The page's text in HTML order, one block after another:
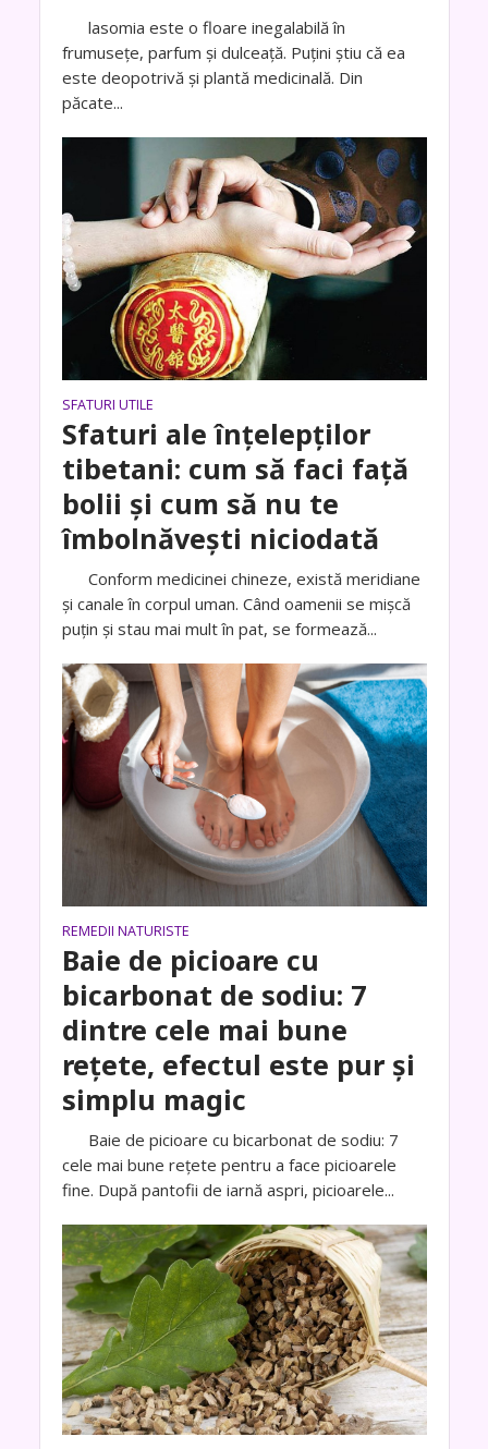
lasomia este o floare inegalabilă în
frumusețe, parfum şi dulceață. Puțini știu că ea
este deopotrivă și plantă medicinală. Din
păcate...
SFATURI UTILE
Sfaturi ale înțelepților
tibetani: cum să faci față
bolii și cum să nu te
îmbolnăvești niciodată
Conform medicinei chineze, există meridiane
și canale în corpul uman. Când oamenii se mișcă
puțin și stau mai mult în pat, se formează...
REMEDII NATURISTE
Baie de picioare cu
bicarbonat de sodiu: 7
dintre cele mai bune
rețete, efectul este pur și
simplu magic
Baie de picioare cu bicarbonat de sodiu: 7
cele mai bune rețete pentru a face picioarele
fine. După pantofii de iarnă aspri, picioarele...